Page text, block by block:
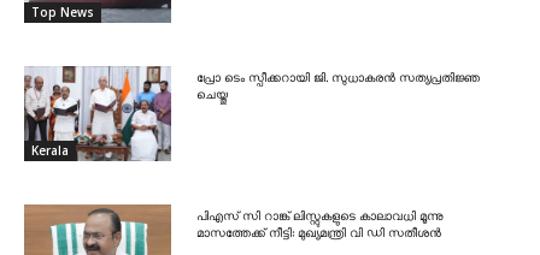
Top News
Kerala
പ്രോ ടെം സ്പീക്കറായി ജി. സുധാകരൻ സത്യപ്രതിജ്ഞ
ചെയ്തു
പിഎസ് സി റാങ്ക് ലിസ്റ്റുകളുടെ കാലാവധി മൂന്നു
മാസത്തേക്ക് നീട്ടി: മുഖ്യമന്ത്രി വി ഡി സതീശൻ